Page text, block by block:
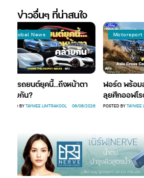
ข่าวอื่นๆ ที่น่าสนใจ
News
รถยนต์ยุคนี้…ถึงหน้าตา
TAYMEE LIMTRAKOOL 06/08/2026
Motorsport News
ฟอร์ด พร้อมส่ง 2
ลุยศึกออฟโรด
POSTED BYTAYMEE